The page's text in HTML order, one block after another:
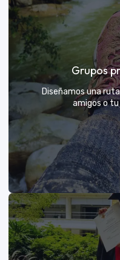
Días de
El mejor beneficio
exploradores y
Grupos
Diseñamos una
amigos o